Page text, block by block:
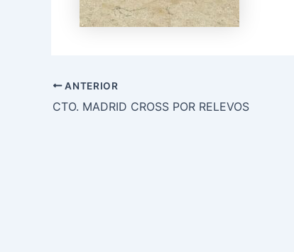
ANTERIOR
CTO. MADRID CROSS POR RELEVOS